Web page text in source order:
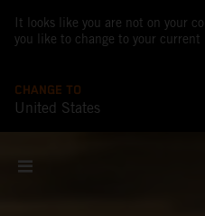
It looks like you are not on your
you like to change to your current
CHANGE TO
United States